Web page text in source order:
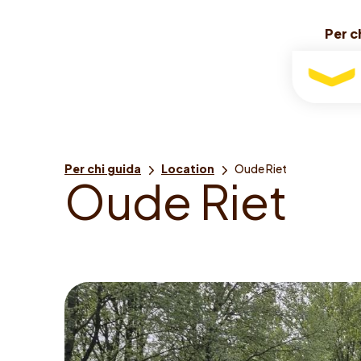
Per
Per
Per
Sei
qui:
Per chi guida Location Oude Riet
Oude Riet